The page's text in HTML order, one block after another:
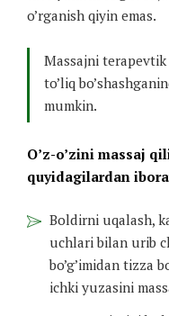
o’rganish qiyin emas.
Massajni
to’liq
mumkin.
O’z-o’zini massaj
quyidagilardan
Boldirni uqalash,
uchlari bilan urib
bo’g’imidan tizza
ichki yuzasini